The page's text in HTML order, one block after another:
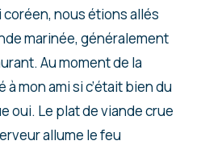
coréen, nous étions allés
marinée, généralement
Au moment de la
à mon ami si c’était bien du
oui. Le plat de viande crue
allume le feu